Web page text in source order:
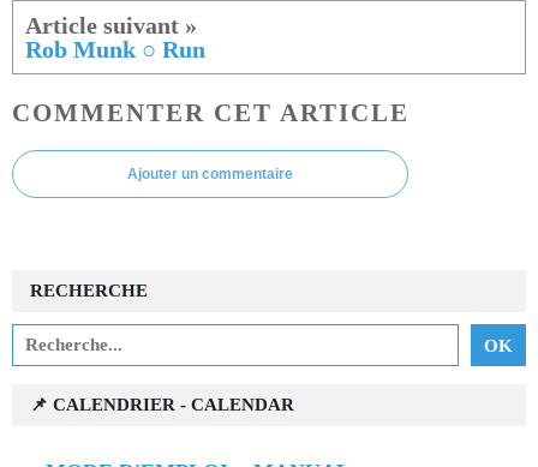
Rob Munk ○ Run
COMMENTER CET ARTICLE
Ajouter un commentaire
RECHERCHE
📌 CALENDRIER - CALENDAR